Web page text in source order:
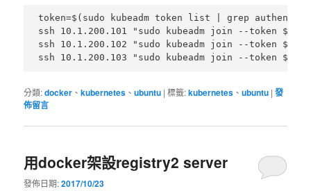
token=$(sudo kubeadm token list | grep
ssh 10.1.200.101 "sudo kubeadm join --token
ssh 10.1.200.102 "sudo kubeadm join --token
分類:docker 、kubernetes 、ubuntu |標籤:kubernetes 、ubuntu |發
佈留言
用docker架設registry2 server
發佈日期:2017/10/23